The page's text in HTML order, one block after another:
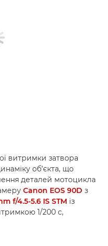
витримки затвора
об’єкта, що
деталей мотоцикла
Canon EOS 90D з
f/4.5-5.6 IS STM із
1/200 с,